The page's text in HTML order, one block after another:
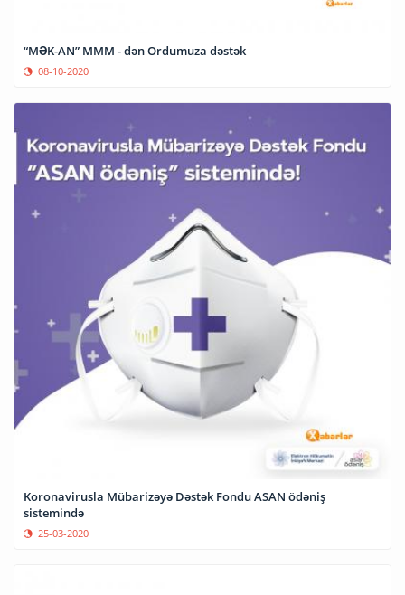
“MƏK-AN” MMM - dən Ordumuza dəstək
08-10-2020
Koronavirusla Mübarizəyə Dəstək Fondu ASAN ödəniş
sistemində
25-03-2020